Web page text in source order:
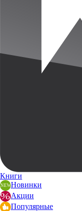
Книги
Новинки
Акции
Популярные